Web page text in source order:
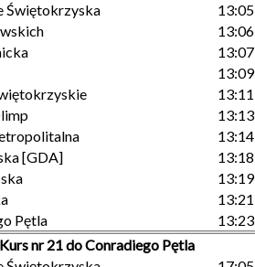
Świętokrzyska
13:05
13:06
13:07
13:09
13:11
13:13
13:14
[GDA]
13:18
13:19
13:21
Pętla
13:23
Kurs nr 21 do Conradiego Pętla